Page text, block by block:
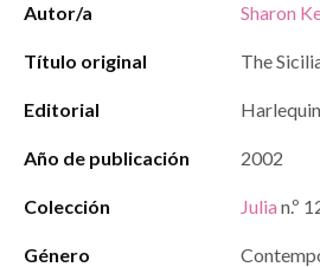
Autor/a Sharon
Título original The
Editorial
Año de publicación 2002
Colección Julia n.º
Género